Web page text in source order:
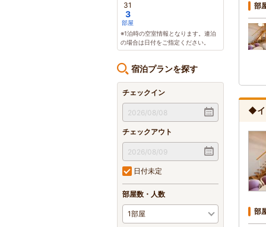
31
3
部屋
※1泊時の空室情報となります。連泊
の場合は日付をご指定ください。
宿泊プランを探す
チェックイン
チェックアウト
日付未定
部屋数・人数
部
◆イ
部